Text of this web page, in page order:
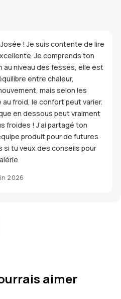
! Je suis contente de lire
Je comprends ton
au niveau des fesses, elle est
entre chaleur,
mais selon les
froid, le confort peut varier.
en dessous peut vraiment
froides ! J’ai partagé ton
produit pour de futures
si tu veux des conseils pour
2026
aimer